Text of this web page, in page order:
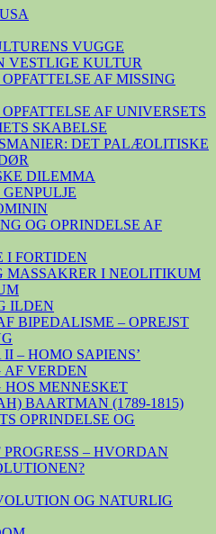
VUGGE
VESTLIGE KULTUR
AF MISSING
AF UNIVERSETS
SKABELSE
DET PALÆOLITISKE
DILEMMA
OG OPRINDELSE AF
FORTIDEN
MASSAKRER I NEOLITIKUM
ILDEN
BIPEDALISME – OPREJST
– HOMO SAPIENS’
AF VERDEN
HOS MENNESKET
BAARTMAN (1789-1815)
OPRINDELSE OG
– HVORDAN
OG NATURLIG